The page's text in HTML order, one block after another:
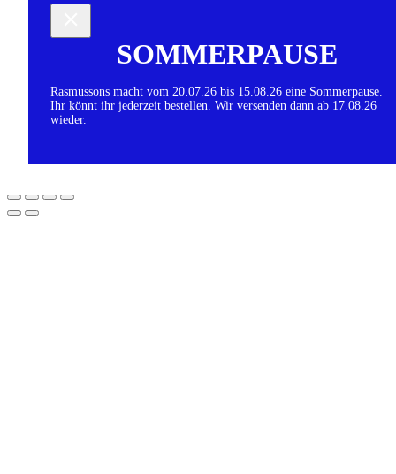
SOMMERPAUSE
Rasmussons macht vom 20.07.26 bis 15.08.26 eine Sommerpause.
Ihr könnt ihr jederzeit bestellen. Wir versenden dann ab 17.08.26
wieder.